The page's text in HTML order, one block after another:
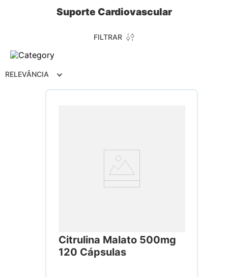
Suporte Cardiovascular
FILTRAR
RELEVÂNCIA
Citrulina Malato 500mg
120 Cápsulas